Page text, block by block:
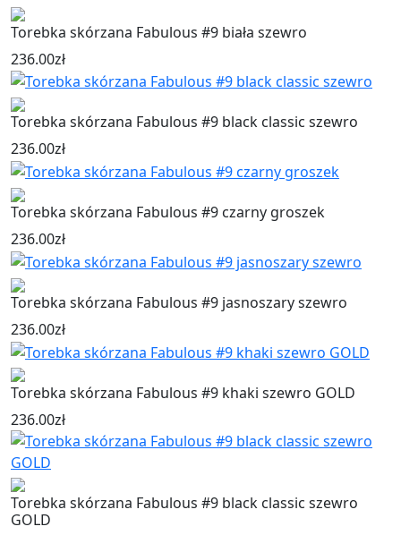
Torebka skórzana Fabulous #9 biała szewro
236.00zł
Torebka skórzana Fabulous #9 black classic szewro
236.00zł
Torebka skórzana Fabulous #9 czarny groszek
236.00zł
Torebka skórzana Fabulous #9 jasnoszary szewro
236.00zł
Torebka skórzana Fabulous #9 khaki szewro GOLD
236.00zł
Torebka skórzana Fabulous #9 black classic szewro
GOLD